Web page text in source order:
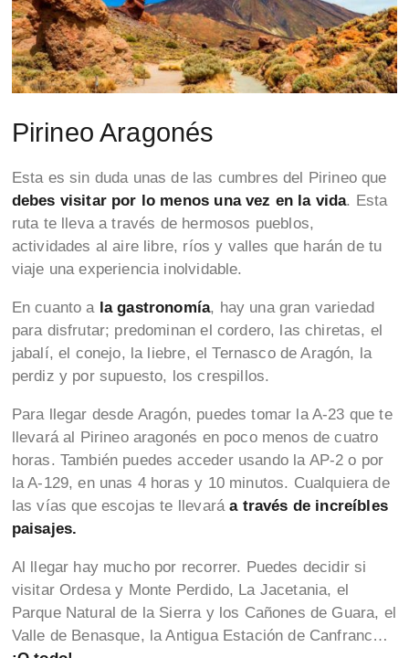
Pirineo Aragonés
Esta es sin duda unas de las cumbres del Pirineo que
debes visitar por lo menos una vez en la vida. Esta
ruta te lleva a través de hermosos pueblos,
actividades al aire libre, ríos y valles que harán de tu
viaje una experiencia inolvidable.
En cuanto a la gastronomía, hay una gran variedad
para disfrutar; predominan el cordero, las chiretas, el
jabalí, el conejo, la liebre, el Ternasco de Aragón, la
perdiz y por supuesto, los crespillos.
Para llegar desde Aragón, puedes tomar la A-23 que te
llevará al Pirineo aragonés en poco menos de cuatro
horas. También puedes acceder usando la AP-2 o por
la A-129, en unas 4 horas y 10 minutos. Cualquiera de
las vías que escojas te llevaráa través de increíbles
paisajes.
Al llegar hay mucho por recorrer. Puedes decidir si
visitar Ordesa y Monte Perdido, La Jacetania, el
Parque Natural de la Sierra y los Cañones de Guara, el
Valle de Benasque, la Antigua Estación de Canfranc…